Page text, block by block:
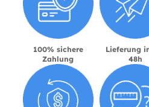
100% sichere
Zahlung
Lieferung
48h